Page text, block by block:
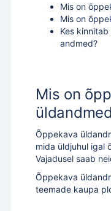
Mis on
Mis on
Kes
andmed?
Mis on
Õppekava
mida üldjuhul igal
Vajadusel saab
Õppekava
teemade kaupa